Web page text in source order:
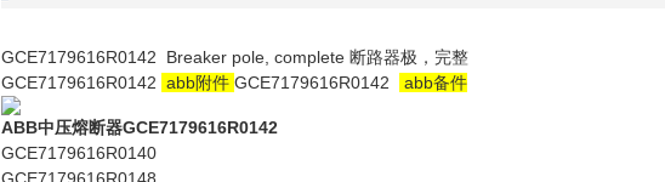
GCE7179616R0142 Breaker pole, complete 断路器极，完整
GCE7179616R0142 abb附件 GCE7179616R0142 abb备件
ABB中压熔断器GCE7179616R0142
GCE7179616R0140